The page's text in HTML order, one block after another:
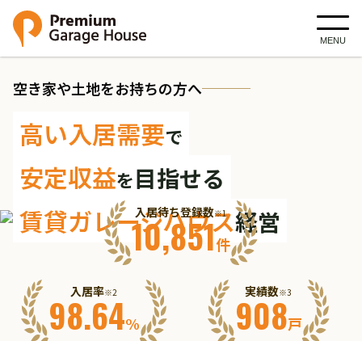
MENU
空き家や土地をお持ちの方へ
高い入居需要で
安定収益を目指せる
賃貸ガレージハウス経営
入居待ち登録数※1
10,851件
入居率※2
98.64%
実績数※3
908戸